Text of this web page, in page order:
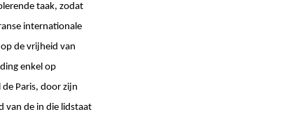
taak, zodat
internationale
de vrijheid van
enkel op
Paris, door zijn
van de in die lidstaat